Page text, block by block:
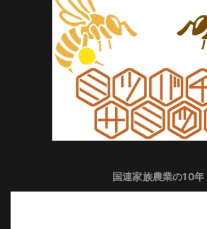
国連家族農業の10年